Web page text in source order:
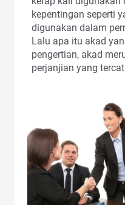
kepentingan seperti
digunakan dalam
Lalu apa itu akad
pengertian, akad
perjanjian yang